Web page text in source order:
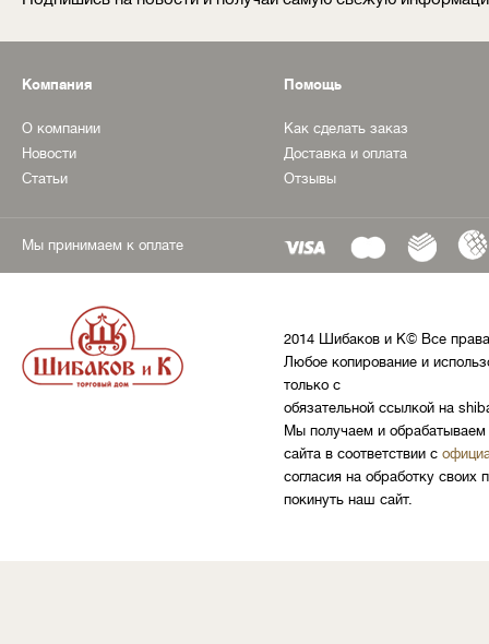
Компания
О компании
Новости
Статьи
Помощь
Как сделать заказ
Доставка и оплата
Отзывы
Мы принимаем к оплате
2014 Шибаков и К© Все
Любое копирование и
только с
обязательной ссылкой на
Мы получаем и обрабатываем
сайта в соответствии с
согласия на обработку
покинуть наш сайт.